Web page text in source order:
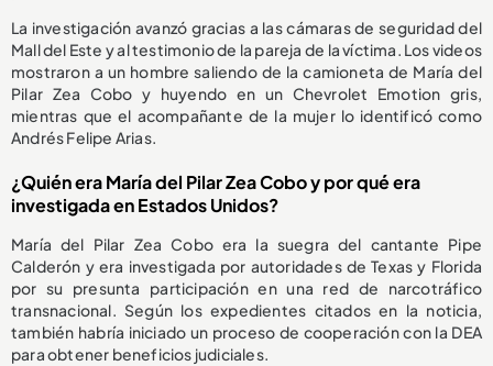
La investigación avanzó gracias a las cámaras de seguridad del
Mall del Este y al testimonio de la pareja de la víctima. Los videos
mostraron a un hombre saliendo de la camioneta de María del
Pilar Zea Cobo y huyendo en un Chevrolet Emotion gris,
mientras que el acompañante de la mujer lo identificó como
Andrés Felipe Arias.
¿Quién era María del Pilar Zea Cobo y por qué era
investigada en Estados Unidos?
María del Pilar Zea Cobo era la suegra del cantante Pipe
Calderón y era investigada por autoridades de Texas y Florida
por su presunta participación en una red de narcotráfico
transnacional. Según los expedientes citados en la noticia,
también habría iniciado un proceso de cooperación con la DEA
para obtener beneficios judiciales.